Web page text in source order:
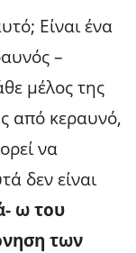
Είναι ένα
–
μέλος της
από κεραυνό,
να
δεν είναι
ω του
των